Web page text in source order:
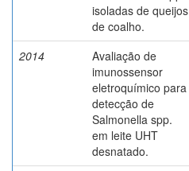
isoladas de queijos
de coalho.
2014
Avaliação de
imunossensor
eletroquímico para
detecção de
Salmonella spp.
em leite UHT
desnatado.